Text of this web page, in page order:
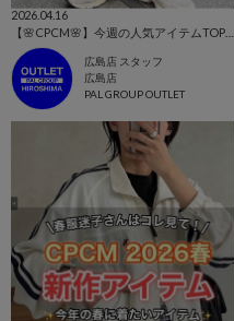
2026.04.16
広島店 スタッフ
広島店
PAL GROUP OUTLET